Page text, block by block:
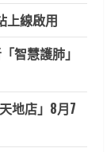
上線啟用
智慧護肺」
地店」8月7